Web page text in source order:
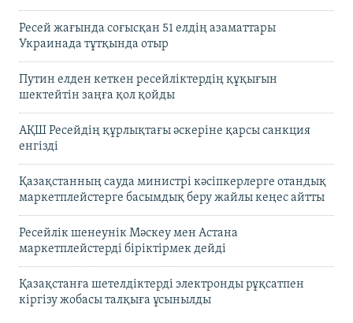
Ресей жағында соғысқан 51 елдің азаматтары
Украинада тұтқында отыр
Путин елден кеткен ресейліктердің құқығын
шектейтін заңға қол қойды
АҚШ Ресейдің құрлықтағы әскеріне қарсы санкция
енгізді
Қазақстанның сауда министрі кәсіпкерлерге отандық
маркетплейстерге басымдық беру жайлы кеңес айтты
Ресейлік шенеунік Мәскеу мен Астана
маркетплейстерді біріктірмек дейді
Қазақстанға шетелдіктерді электронды рұқсатпен
кіргізу жобасы талқыға ұсынылды